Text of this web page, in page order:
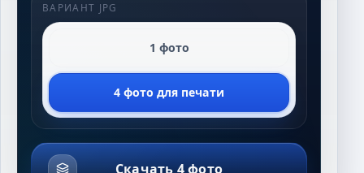
ВАРИАНТ JPG
1 фото
4 фото для печати
Скачать 4 фото